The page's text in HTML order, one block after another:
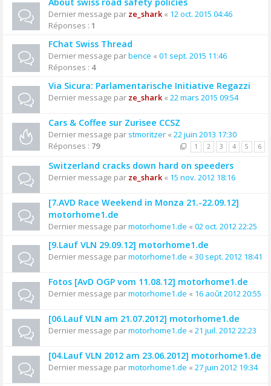
Dernier message par ze_shark« 12 oct. 2015 04:46
Réponses : 1
FChat Swiss Thread
Dernier message parbence « 01 sept. 2015 11:46
Réponses : 4
Via Sicura: Parlamentarische Initiative Regazzi
Dernier message par ze_shark« 22 mars 2015 09:54
Cars & Coffee sur Zurisee CCSZ
Dernier message par stmoritzer « 22 juin 2013 17:30
Réponses : 79 1 2 3 4 5 6
Switzerland cracks down hard on speeders
Dernier message par ze_shark« 15 nov. 2012 18:16
[7.AVD Race Weekend in Monza 21.-22.09.12]
motorhome1.de
Dernier message parmotorhome1.de « 02 oct. 2012 22:25
[9.Lauf VLN 29.09.12] motorhome1.de
Dernier message parmotorhome1.de « 30 sept. 2012 18:41
Fotos [AvD OGP vom 11.08.12] motorhome1.de
Dernier message parmotorhome1.de « 16 août 2012 20:55
[06.Lauf VLN am 21.07.2012] motorhome1.de
Dernier message parmotorhome1.de « 21 juil. 2012 22:23
[04.Lauf VLN 2012 am 23.06.2012] motorhome1.de
Dernier message parmotorhome1.de « 27 juin 2012 19:34